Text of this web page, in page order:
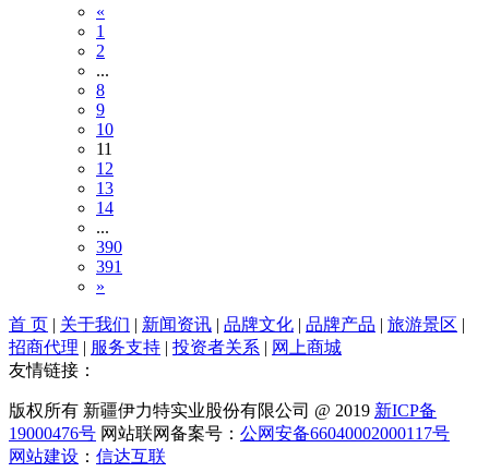
«
1
2
...
8
9
10
11
12
13
14
...
390
391
»
首 页 | 关于我们 | 新闻资讯 | 品牌文化 | 品牌产品 | 旅游景区 |
招商代理 | 服务支持 | 投资者关系 | 网上商城
友情链接：
版权所有 新疆伊力特实业股份有限公司 @ 2019 新ICP备
19000476号 网站联网备案号： 公网安备66040002000117号
网站建设 ： 信达互联